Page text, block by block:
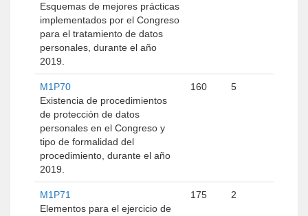
Esquemas de mejores prácticas
implementados por el Congreso
para el tratamiento de datos
personales, durante el año
2019.
M1P70
Existencia de procedimientos
de protección de datos
personales en el Congreso y
tipo de formalidad del
procedimiento, durante el año
2019.
160 5
M1P71
Elementos para el ejercicio de
175 2